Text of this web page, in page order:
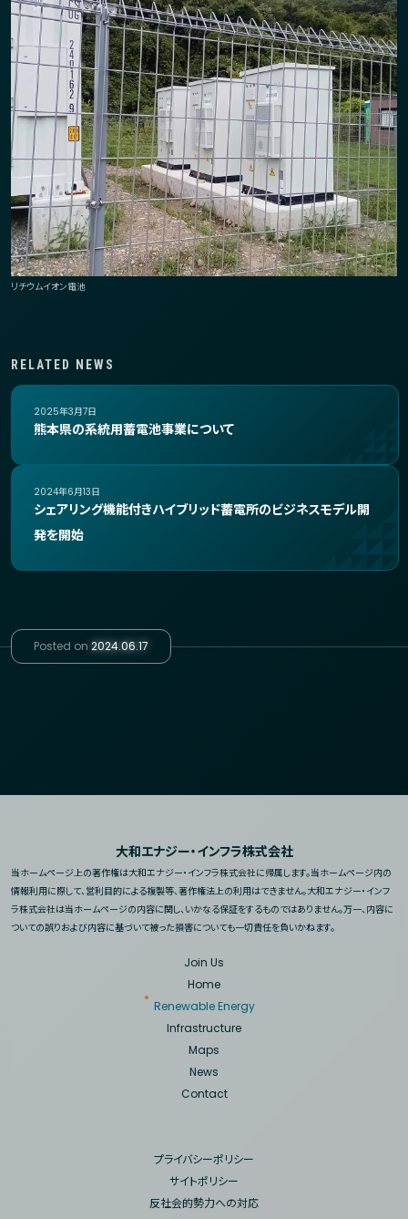
RELATED NEWS
2025年3月7日
熊本県の系統用蓄電池事業について
2024年6月13日
シェアリング機能付きハイブリッド蓄電所のビジネスモデル開
発を開始
リチウムイオン電池
Posted on 2024.06.17
大和エナジー・インフラ株式会社
当ホームページ上の著作権は大和エナジー・インフラ株式会社に帰属します。当ホームページ内の
情報利用に際して、営利目的による複製等、著作権法上の利用はできません。大和エナジー・インフ
ラ株式会社は当ホームページの内容に関し、いかなる保証をするものではありません。万一、内容に
ついての誤りおよび内容に基づいて被った損害についても一切責任を負いかねます。
Join Us
Home
Renewable Energy
Infrastructure
Maps
News
Contact
プライバシーポリシー
サイトポリシー
反社会的勢力への対応